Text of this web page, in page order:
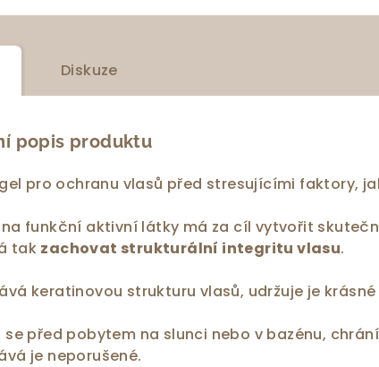
Diskuze
popis produktu
pro ochranu vlasů před stresujícími faktory,
funkční aktivní látky má za cíl vytvořit
tak zachovat strukturální integritu vlasu.
keratinovou strukturu vlasů, udržuje je krásné
se před pobytem na slunci nebo v bazénu,
je neporušené.